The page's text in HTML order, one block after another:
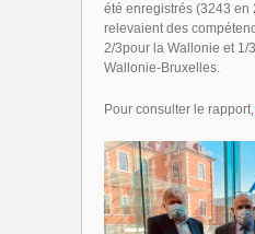
été enregistrés (3243 en
relevaient des
2/3pour la Wallonie et 1/
Wallonie-Bruxelles.
Pour consulter le rapport,